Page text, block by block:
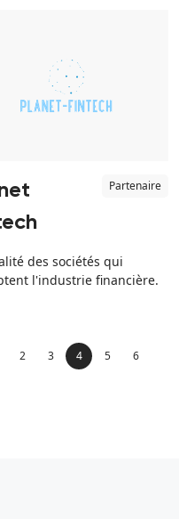
Partenaire
des sociétés qui
l'industrie financière.
2 3 4 5 6